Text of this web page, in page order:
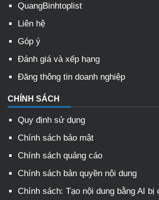
QuangBinhtoplist
Liên hệ
Góp ý
Đánh giá và xếp hạng
Đăng thông tin doanh nghiệp
CHÍNH SÁCH
Quy định sử dụng
Chính sách bảo mật
Chính sách quảng cáo
Chính sách bản quyền nội dung
Chính sách: Tạo nội dung bằng AI bị